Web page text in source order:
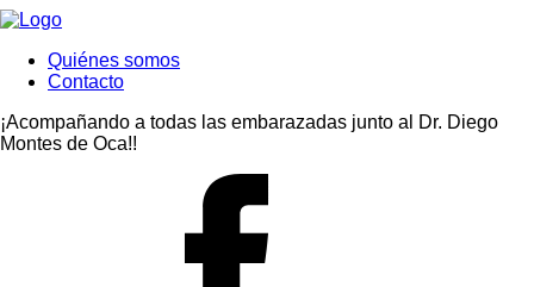
Quiénes somos
Contacto
¡Acompañando a todas las embarazadas junto al Dr. Diego
Montes de Oca!!